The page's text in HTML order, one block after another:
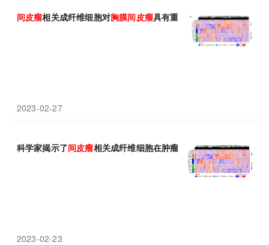
间皮瘤相关成纤维细胞对胸膜间皮瘤具有重大影响
2023-02-27
科学家揭示了间皮瘤相关成纤维细胞在肿瘤增殖和迁移中的作用
2023-02-23